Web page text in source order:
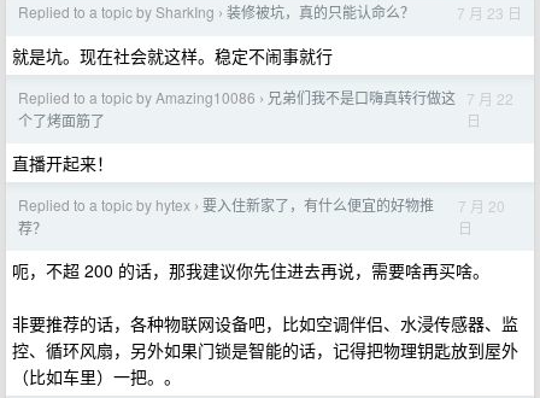
Replied to a topic by SharkIng › 装修被坑，真的只能认命么？ 7 月 23 日
就是坑。现在社会就这样。稳定不闹事就行
Replied to a topic by Amazing10086 › 兄弟们我不是口嗨真转行做这
个了烤面筋了
7 月 22
日
直播开起来！
Replied to a topic by hytex › 要入住新家了，有什么便宜的好物推
荐？
7 月 20
日
呃，不超 200 的话，那我建议你先住进去再说，需要啥再买啥。
非要推荐的话，各种物联网设备吧，比如空调伴侣、水浸传感器、监
控、循环风扇，另外如果门锁是智能的话，记得把物理钥匙放到屋外
（比如车里）一把。。